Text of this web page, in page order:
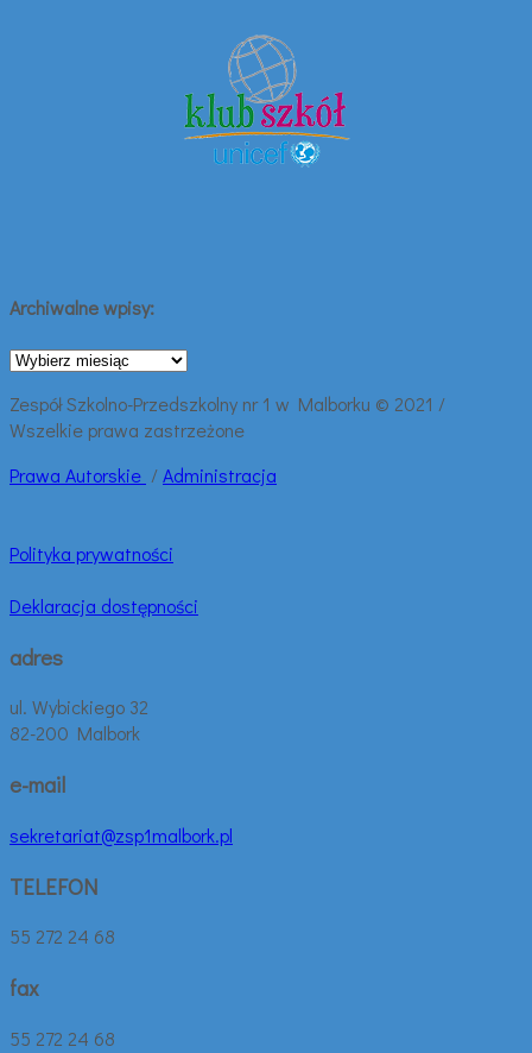
Archiwalne wpisy:
Archiwalne
Zespół Szkolno-Przedszkolny nr 1 w Malborku © 2021 /
Wszelkie prawa zastrzeżone
Prawa Autorskie /Administracja
Polityka prywatności
Deklaracja dostępności
adres
ul. Wybickiego 32
82-200 Malbork
e-mail
sekretariat@zsp1malbork.pl
TELEFON
55 272 24 68
fax
55 272 24 68